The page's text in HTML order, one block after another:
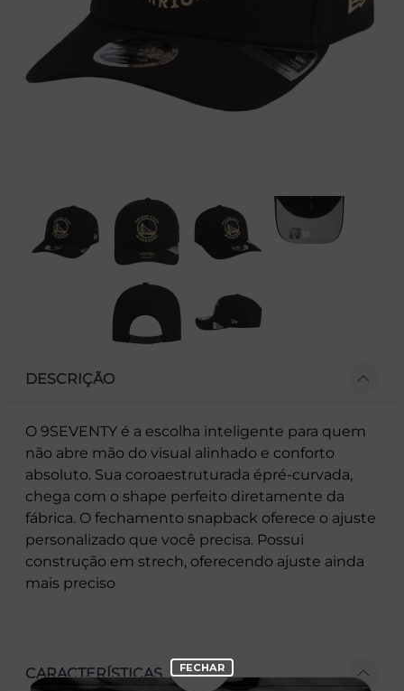
DESCRIÇÃO
O 9SEVENTY é a escolha inteligente para quem
não abre mão do visual alinhado e conforto
absoluto. Sua coroaestruturada épré-curvada,
chega com o shape perfeito diretamente da
fábrica. O fechamento snapback oferece o ajuste
personalizado que você precisa. Possui
construção em strech, oferecendo ajuste ainda
mais preciso
CARACTERÍSTICAS